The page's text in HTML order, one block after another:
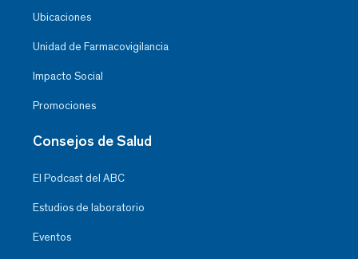
Ubicaciones
Unidad de Farmacovigilancia
Impacto Social
Promociones
Consejos de Salud
El Podcast del ABC
Estudios de laboratorio
Eventos